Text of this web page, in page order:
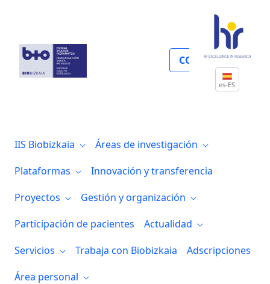
COLABORA
es-ES
IIS Biobizkaia
Áreas de investigación
Plataformas
Innovación y transferencia
Proyectos
Gestión y organización
Participación de pacientes
Actualidad
Servicios
Trabaja con Biobizkaia
Adscripciones
Área personal